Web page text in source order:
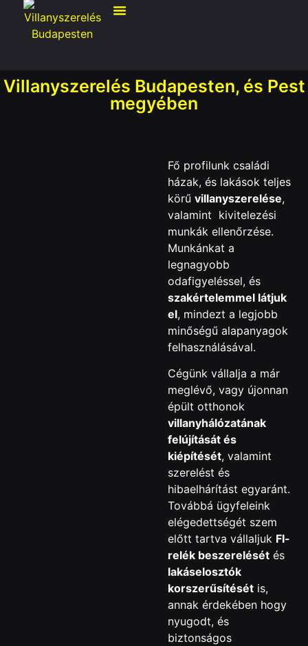
Villanyszerelés Budapesten, és Pest
megyében
Fő profilunk családi
házak, és lakások teljes
körű villanyszerelése,
valamint kivitelezési
munkák ellenőrzése.
Munkánkat a
legnagyobb
odafigyeléssel, és
szakértelemmel látjuk
el, mindezt a legjobb
minőségű alapanyagok
felhasználásával.
Cégünk vállalja a már
meglévő, vagy újonnan
épült otthonok
villanyhálózatának
felújítását és
kiépítését, valamint
szerelést és
hibaelhárítást egyaránt.
Továbbá ügyfeleink
elégedettségét szem
előtt tartva vállaljuk FI-
relék beszerelését és
lakáselosztók
korszerűsítését is,
annak érdekében hogy
nyugodt, és
biztonságos